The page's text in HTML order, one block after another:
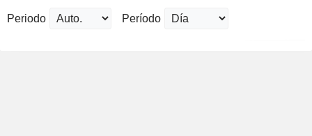
Periodo Período